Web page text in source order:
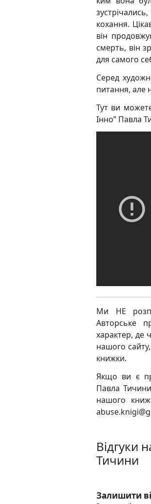
кохання.
він
смерть, він
для самого
Серед
питання, але
Тут ви
Інно” Павла
Ми НЕ
Авторське
характер, де
нашого
книжки.
Якщо ви є
Павла
нашого
Відгуки
Тичини
Залишити